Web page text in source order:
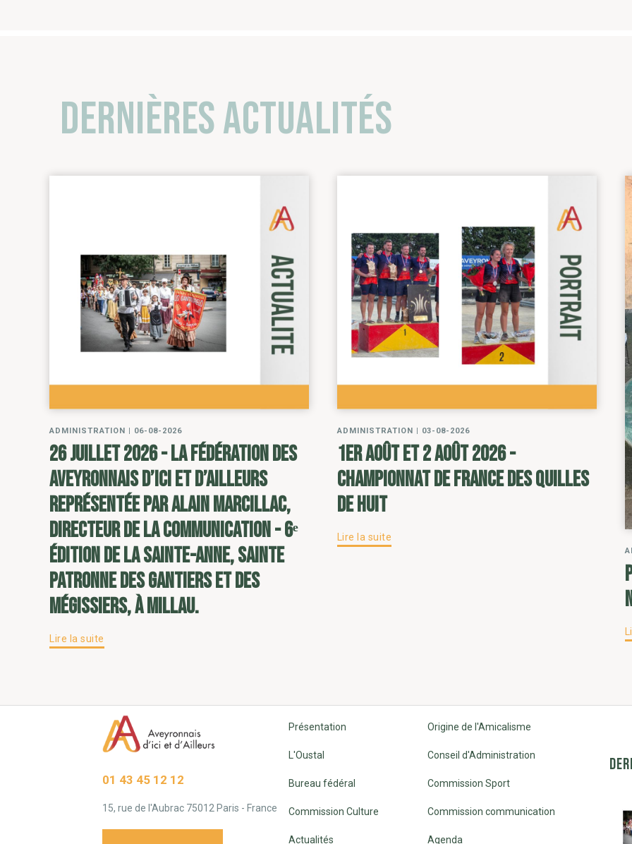
Dernières actualités
ADMINISTRATION | 06-08-2026
26 juillet 2026 - la Fédération des
Aveyronnais d’ici et d’ailleurs
représentée par Alain Marcillac,
directeur de la communication - 6ᵉ
édition de la Sainte-Anne, sainte
patronne des gantiers et des
mégissiers, à Millau.
Lire la suite
ADMINISTRATION | 03-08-2026
1er août et 2 août 2026 -
Championnat de France des Quilles
de Huit
Lire la suite
01 43 45 12 12
15, rue de l'Aubrac 75012 Paris - France
Présentation Origine de l'Amicalisme
L'Oustal Conseil d'Administration
Bureau fédéral Commission Sport
Commission Culture Commission communication
Actualités Agenda